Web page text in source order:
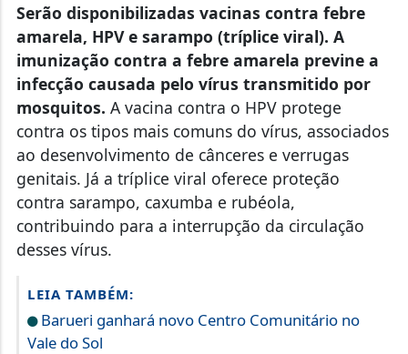
Serão disponibilizadas vacinas contra febre
amarela, HPV e sarampo (tríplice viral). A
imunização contra a febre amarela previne a
infecção causada pelo vírus transmitido por
mosquitos. A vacina contra o HPV protege
contra os tipos mais comuns do vírus, associados
ao desenvolvimento de cânceres e verrugas
genitais. Já a tríplice viral oferece proteção
contra sarampo, caxumba e rubéola,
contribuindo para a interrupção da circulação
desses vírus.
LEIA TAMBÉM:
Barueri ganhará novo Centro Comunitário no
Vale do Sol